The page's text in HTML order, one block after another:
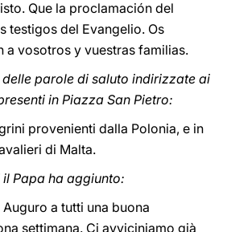
Que la proclamación del
testigos del Evangelio. Os
a vosotros y vuestras familias.
parole di saluto indirizzate ai
in Piazza San Pietro:
provenienti dalla Polonia, e in
di Malta.
Papa ha aggiunto:
Auguro a tutti una buona
settimana. Ci avviciniamo già